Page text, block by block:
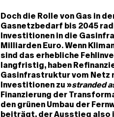
Doch die Rolle von Gas in
Gasnetzbedarf bis 2045
Investitionen in die
Milliarden Euro. Wenn
sind das erhebliche
langfristig, haben
Gasinfrastruktur vom Netz
Investitionen zu »stranded
Finanzierung der
den grünen Umbau der
beiträgt, der Ausstieg also